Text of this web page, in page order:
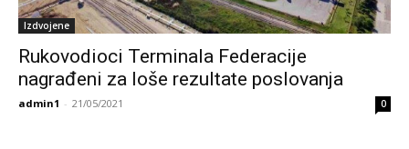
Izdvojene
Rukovodioci Terminala Federacije
nagrađeni za loše rezultate poslovanja
admin1 - 21/05/2021 0